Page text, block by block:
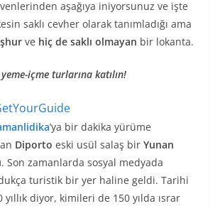
aşağıya iniyorsunuz ve işte
saklı cevher olarak tanımladığı ama
ve hiç de saklı olmayan bir lokanta.
içme turlarına katılın!
’ya bir dakika yürüme
Diporto eski usül salaş bir Yunan
. Son zamanlarda sosyal medyada
turistik bir yer haline geldi. Tarihi
diyor, kimileri de 150 yılda ısrar